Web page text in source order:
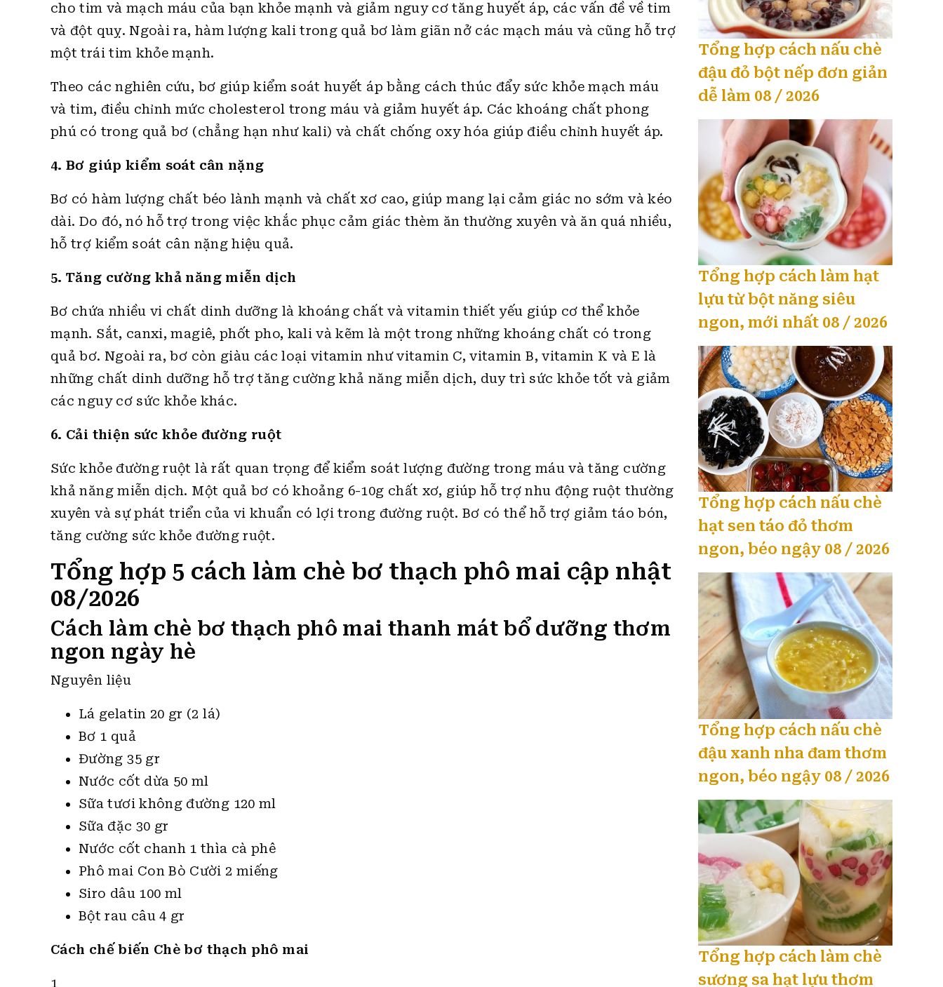
cho tim và mạch máu của bạn khỏe mạnh và giảm nguy cơ tăng huyết áp, các vấn đề về tim
và đột quỵ. Ngoài ra, hàm lượng kali trong quả bơ làm giãn nở các mạch máu và cũng hỗ trợ
một trái tim khỏe mạnh.
Theo các nghiên cứu, bơ giúp kiểm soát huyết áp bằng cách thúc đẩy sức khỏe mạch máu
và tim, điều chỉnh mức cholesterol trong máu và giảm huyết áp. Các khoáng chất phong
phú có trong quả bơ (chẳng hạn như kali) và chất chống oxy hóa giúp điều chỉnh huyết áp.
4. Bơ giúp kiểm soát cân nặng
Bơ có hàm lượng chất béo lành mạnh và chất xơ cao, giúp mang lại cảm giác no sớm và kéo
dài. Do đó, nó hỗ trợ trong việc khắc phục cảm giác thèm ăn thường xuyên và ăn quá nhiều,
hỗ trợ kiểm soát cân nặng hiệu quả.
5. Tăng cường khả năng miễn dịch
Bơ chứa nhiều vi chất dinh dưỡng là khoáng chất và vitamin thiết yếu giúp cơ thể khỏe
mạnh. Sắt, canxi, magiê, phốt pho, kali và kẽm là một trong những khoáng chất có trong
quả bơ. Ngoài ra, bơ còn giàu các loại vitamin như vitamin C, vitamin B, vitamin K và E là
những chất dinh dưỡng hỗ trợ tăng cường khả năng miễn dịch, duy trì sức khỏe tốt và giảm
các nguy cơ sức khỏe khác.
6. Cải thiện sức khỏe đường ruột
Sức khỏe đường ruột là rất quan trọng để kiểm soát lượng đường trong máu và tăng cường
khả năng miễn dịch. Một quả bơ có khoảng 6-10g chất xơ, giúp hỗ trợ nhu động ruột thường
xuyên và sự phát triển của vi khuẩn có lợi trong đường ruột. Bơ có thể hỗ trợ giảm táo bón,
tăng cường sức khỏe đường ruột.
Tổng hợp 5 cách làm chè bơ thạch phô mai cập nhật
08/2026
Cách làm chè bơ thạch phô mai thanh mát bổ dưỡng thơm
ngon ngày hè
Nguyên liệu
Lá gelatin 20 gr (2 lá)
Bơ 1 quả
Đường 35 gr
Nước cốt dừa 50 ml
Sữa tươi không đường 120 ml
Sữa đặc 30 gr
Nước cốt chanh 1 thìa cà phê
Phô mai Con Bò Cười 2 miếng
Siro dâu 100 ml
Bột rau câu 4 gr
Cách chế biến Chè bơ thạch phô mai
1
Tổng hợp cách nấu chè
đậu đỏ bột nếp đơn giản
dễ làm 08 / 2026
Tổng hợp cách làm hạt
lựu từ bột năng siêu
ngon, mới nhất 08 / 2026
Tổng hợp cách nấu chè
hạt sen táo đỏ thơm
ngon, béo ngậy 08 / 2026
Tổng hợp cách nấu chè
đậu xanh nha đam thơm
ngon, béo ngậy 08 / 2026
Tổng hợp cách làm chè
sương sa hạt lựu thơm